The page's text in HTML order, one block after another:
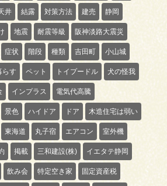
井 結露 対策方法 建売 静岡
地震 耐震等級 阪神淡路大震災
症状 階段 種類 吉田町 小山城
らす ペット トイプードル 犬の怪我
インプラス 電気代高騰
景色 ハイドア ドア 木造住宅は弱い
東海道 丸子宿 エアコン 室外機
掲載 三和建設(株) イエタテ静岡
飲み会 特定空き家 固定資産税